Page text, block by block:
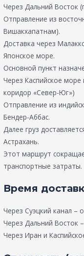
Через Дальний Восток
Отправление из
Вишакхапатнам).
Доставка через
Японское море.
Основной пункт
Через Каспийское
коридор «Север-Юг»)
Отправление из
Бендер-Аббас.
Далее груз
Астрахань.
Этот маршрут
транспортные затраты.
Время
Через Суэцкий канал –
Через Дальний Восток
Через Иран и